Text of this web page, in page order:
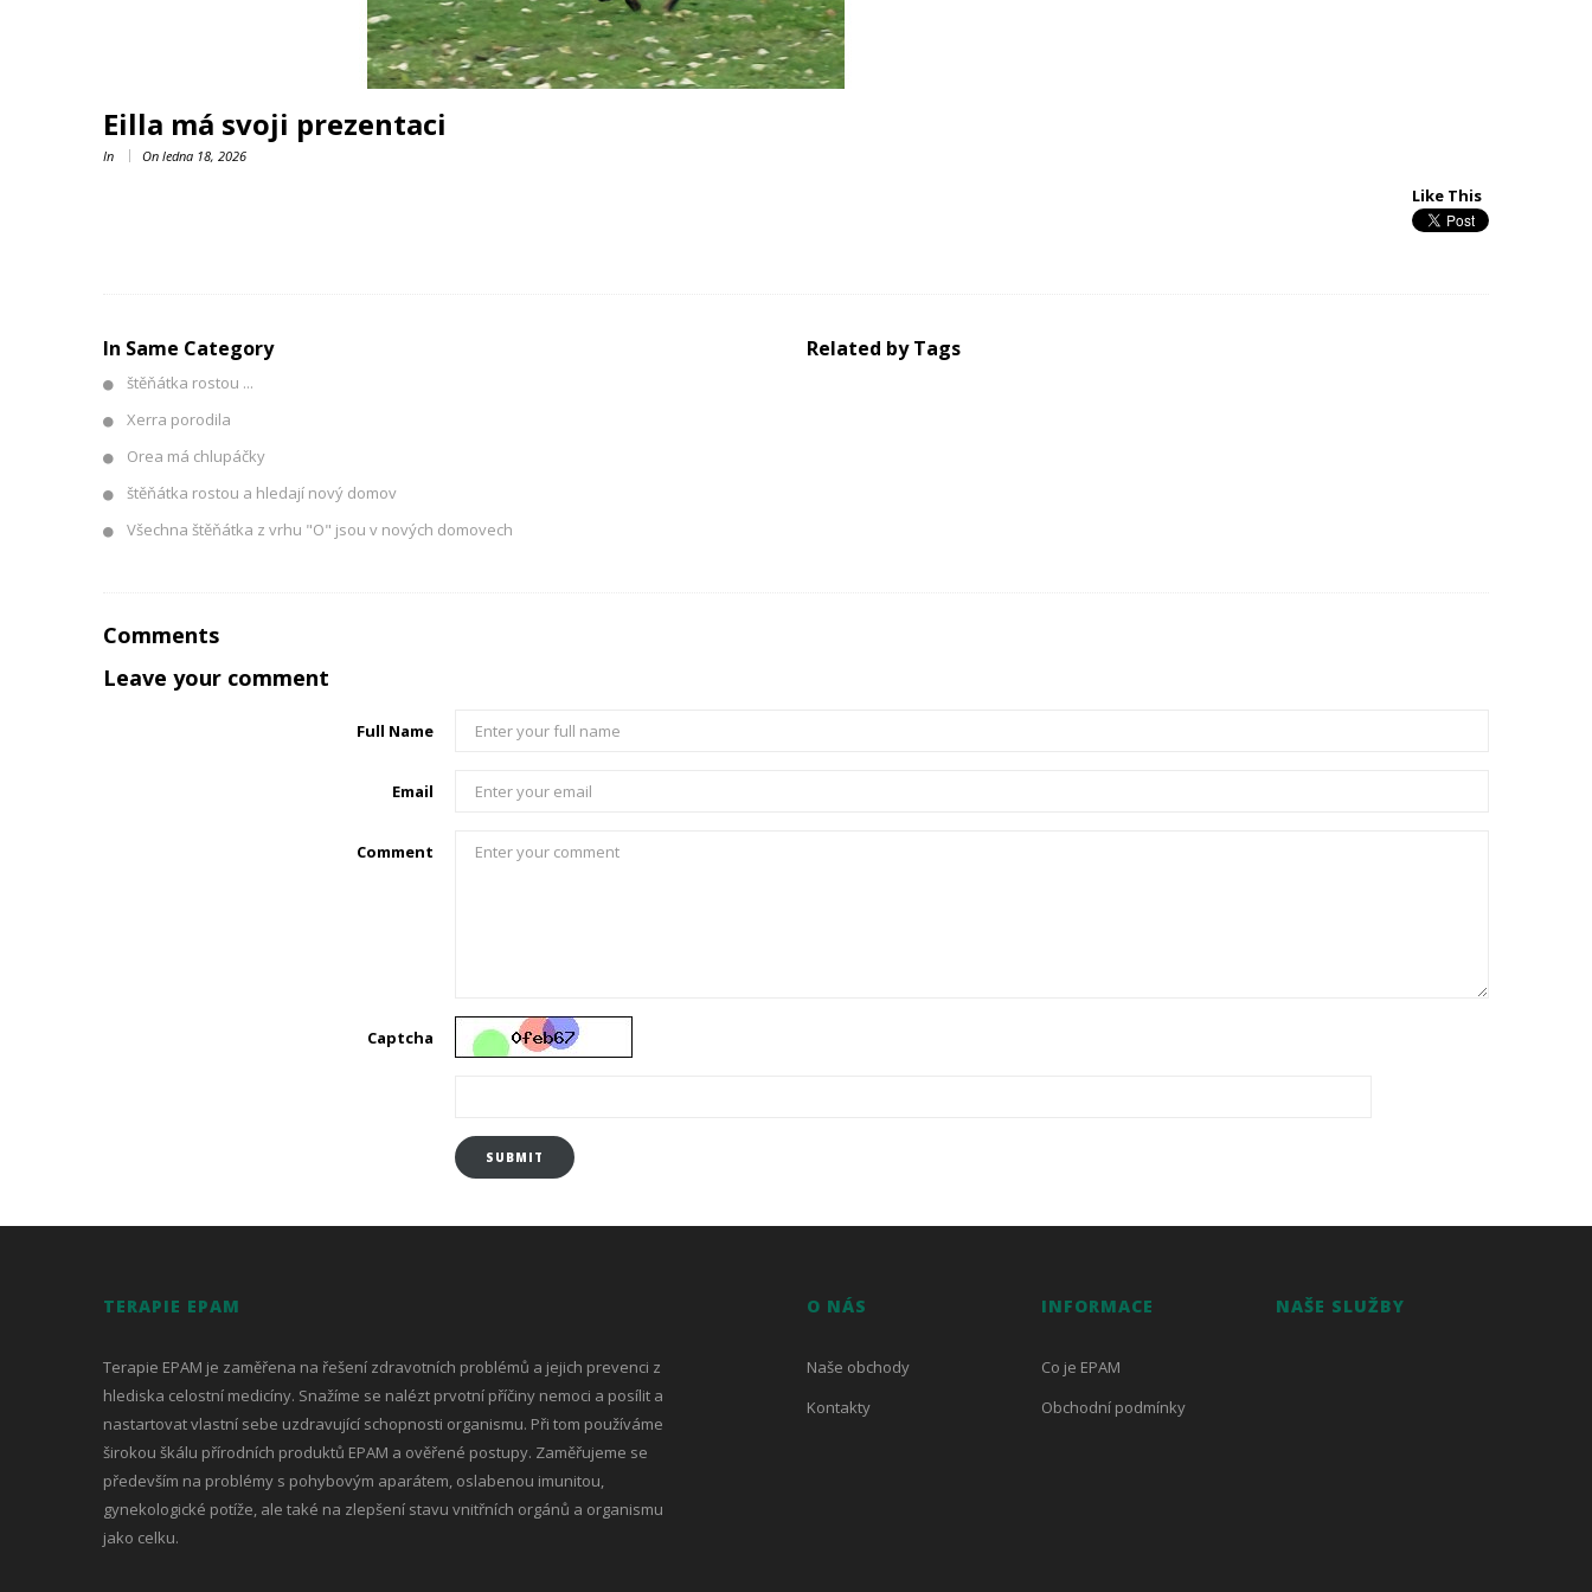
Eilla má svoji prezentaci
In On ledna 18, 2026
Like This
In Same Category
štěňátka rostou ...
Xerra porodila
Orea má chlupáčky
štěňátka rostou a hledají nový domov
Všechna štěňátka z vrhu "O" jsou v nových domovech
Related by Tags
Comments
Leave your comment
Full Name
Email
Comment
Captcha
SUBMIT
TERAPIE EPAM
Terapie EPAM je zaměřena na řešení zdravotních problémů a jejich prevenci z
hlediska celostní medicíny. Snažíme se nalézt prvotní příčiny nemoci a posílit a
nastartovat vlastní sebe uzdravující schopnosti organismu. Při tom používáme
širokou škálu přírodních produktů EPAM a ověřené postupy. Zaměřujeme se
především na problémy s pohybovým aparátem, oslabenou imunitou,
gynekologické potíže, ale také na zlepšení stavu vnitřních orgánů a organismu
jako celku.
O NÁS
Naše obchody
Kontakty
INFORMACE
Co je EPAM
Obchodní podmínky
NAŠE SLUŽBY